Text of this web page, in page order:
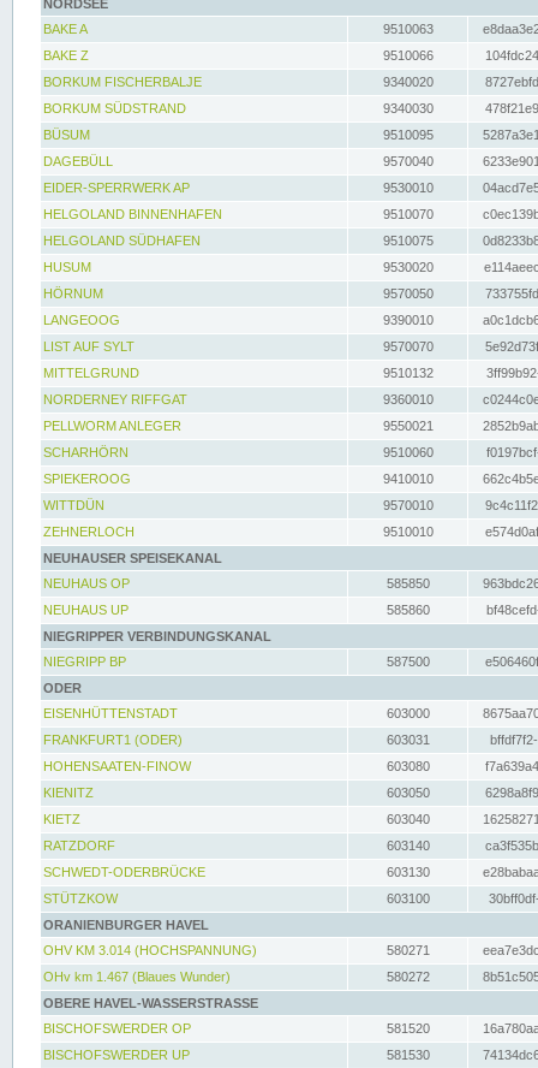
NORDSEE
BAKE A
9510063
BAKE Z
9510066
BORKUM FISCHERBALJE
9340020
BORKUM SÜDSTRAND
9340030
BÜSUM
9510095
DAGEBÜLL
9570040
EIDER-SPERRWERK AP
9530010
HELGOLAND BINNENHAFEN
9510070
HELGOLAND SÜDHAFEN
9510075
HUSUM
9530020
HÖRNUM
9570050
LANGEOOG
9390010
LIST AUF SYLT
9570070
MITTELGRUND
9510132
NORDERNEY RIFFGAT
9360010
PELLWORM ANLEGER
9550021
SCHARHÖRN
9510060
SPIEKEROOG
9410010
WITTDÜN
9570010
ZEHNERLOCH
9510010
NEUHAUSER SPEISEKANAL
NEUHAUS OP
585850
NEUHAUS UP
585860
NIEGRIPPER VERBINDUNGSKANAL
NIEGRIPP BP
587500
ODER
EISENHÜTTENSTADT
603000
FRANKFURT1 (ODER)
603031
HOHENSAATEN-FINOW
603080
KIENITZ
603050
KIETZ
603040
RATZDORF
603140
SCHWEDT-ODERBRÜCKE
603130
STÜTZKOW
603100
ORANIENBURGER HAVEL
OHV KM 3.014 (HOCHSPANNUNG)
580271
OHv km 1.467 (Blaues Wunder)
580272
OBERE HAVEL-WASSERSTRASSE
BISCHOFSWERDER OP
581520
BISCHOFSWERDER UP
581530